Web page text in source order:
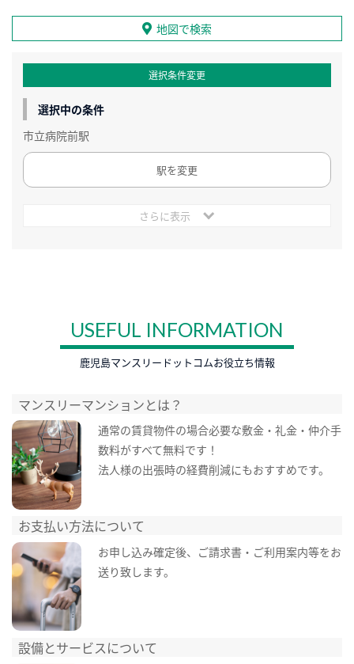
地図で検索
選択条件変更
選択中の条件
市立病院前駅
駅を変更
さらに表示
USEFUL INFORMATION
鹿児島マンスリードットコムお役立ち情報
マンスリーマンションとは？
通常の賃貸物件の場合必要な敷金・礼金・仲介手
数料がすべて無料です！
法人様の出張時の経費削減にもおすすめです。
お支払い方法について
お申し込み確定後、ご請求書・ご利用案内等をお
送り致します。
設備とサービスについて